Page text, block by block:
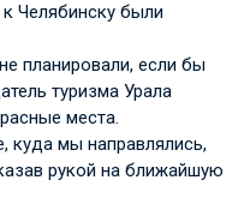
Челябинску были
планировали, если бы
туризма Урала
места.
куда мы направлялись,
рукой на ближайшую